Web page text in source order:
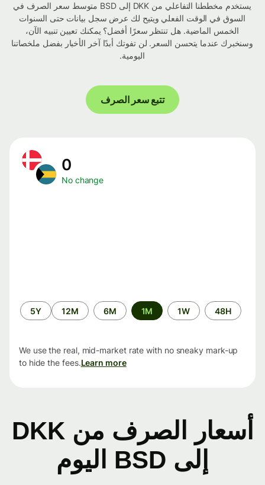
يستخدم مخططنا التفاعلي من DKK إلى BSD متوسط ​​سعر الصرف في
السوق في الوقت الفعلي ويتيح لك عرض سجل بيانات حتى السنوات
الخمس الماضية. هل تنتظر سعرًا أفضل؟ يمكنك تعيين تنبيه الآن،
وسنخبرك عندما يتحسن السعر. لن تفوتك أبدًا آخر الأخبار بفضل ملخصاتنا
اليومية.
تتبع سعر الصرف
No change
الفترة
الزمنية
48H
1W
1M
6M
12M
5Y
We use the real, mid-market rate with no sneaky mark-up
to hide the fees.Learn more
أسعار الصرف من DKK
إلى BSD اليوم